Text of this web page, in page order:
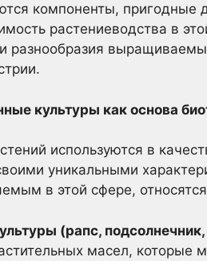
компоненты, пригодные
растениеводства в
разнообразия
культуры как основа
используются в
уникальными
в этой сфере,
(рапс,
масел, которые